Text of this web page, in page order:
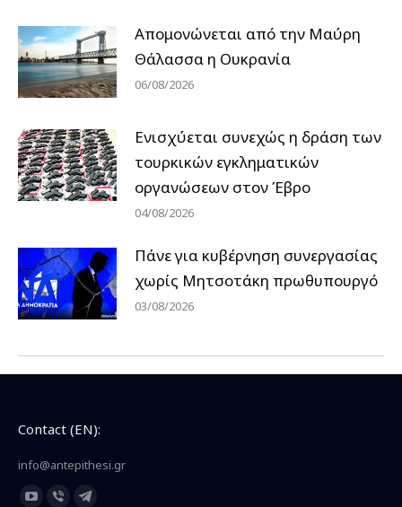
Απομονώνεται από την Μαύρη
Θάλασσα η Ουκρανία
06/08/2026
Ενισχύεται συνεχώς η δράση των
τουρκικών εγκληματικών
οργανώσεων στον Έβρο
04/08/2026
Πάνε για κυβέρνηση συνεργασίας
χωρίς Μητσοτάκη πρωθυπουργό
03/08/2026
Contact (EN):
info@antepithesi.gr
Find us on: